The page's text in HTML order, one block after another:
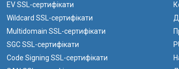
EV SSL-сертифікати
Wildcard SSL-сертифікати
Multidomain SSL-сертифікати
SGC SSL-сертифікати
Code Signing SSL-сертифікати